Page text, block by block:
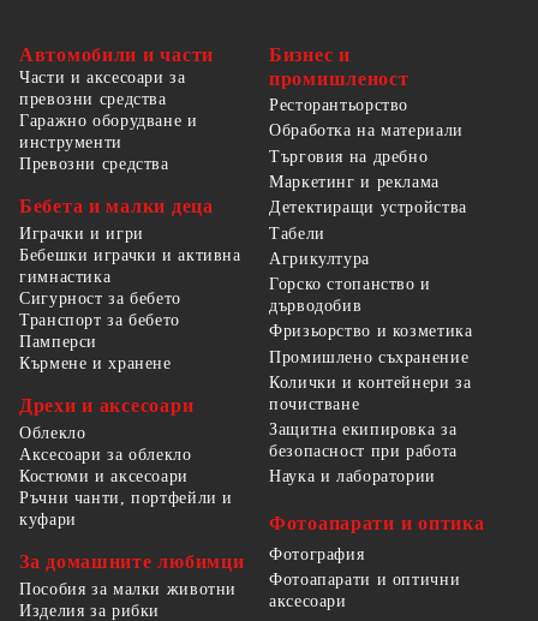
Автомобили и части
Части и аксесоари за
превозни средства
Гаражно оборудване и
инструменти
Превозни средства
Бебета и малки деца
Играчки и игри
Бебешки играчки и активна
гимнастика
Сигурност за бебето
Транспорт за бебето
Памперси
Кърмене и хранене
Дрехи и аксесоари
Облекло
Аксесоари за облекло
Костюми и аксесоари
Ръчни чанти, портфейли и
куфари
За домашните любимци
Пособия за малки животни
Изделия за рибки
Бизнес и
промишленост
Ресторантьорство
Обработка на материали
Търговия на дребно
Маркетинг и реклама
Детектиращи устройства
Табели
Агрикултура
Горско стопанство и
дърводобив
Фризьорство и козметика
Промишлено съхранение
Колички и контейнери за
почистване
Защитна екипировка за
безопасност при работа
Наука и лаборатории
Фотоапарати и оптика
Фотография
Фотоапарати и оптични
аксесоари